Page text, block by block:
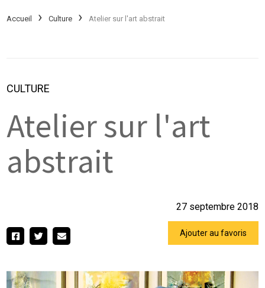
Accueil Culture Atelier sur l'art abstrait
CULTURE
Atelier sur l'art
abstrait
27 septembre 2018
Ajouter au favoris